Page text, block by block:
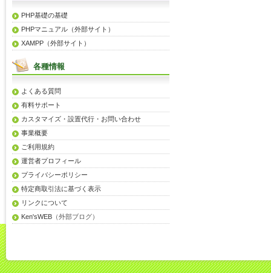
PHP基礎の基礎
PHPマニュアル（外部サイト）
XAMPP（外部サイト）
各種情報
よくある質問
有料サポート
カスタマイズ・設置代行・お問い合わせ
事業概要
ご利用規約
運営者プロフィール
プライバシーポリシー
特定商取引法に基づく表示
リンクについて
Ken'sWEB （外部ブログ）